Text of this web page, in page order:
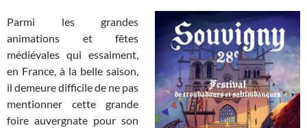
Parmi les grandes
animations et fêtes
médiévales qui essaiment,
en France, à la belle saison,
il demeure difficile de ne pas
mentionner cette grande
foire auvergnate pour son